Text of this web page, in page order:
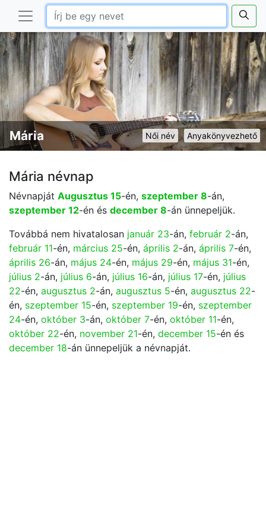
Anyakönyvezhető
Női név
Mária
Mária névnap
Névnapját Augusztus 15-én, szeptember 8-án,
szeptember 12-én és december 8-án ünnepeljük.
Továbbá nem hivatalosan január 23-án, február 2-án,
február 11-én, március 25-én, április 2-án, április 7-én,
április 26-án, május 24-én, május 29-én, május 31-én,
július 2-án, július 6-án, július 16-án, július 17-én, július
22-én, augusztus 2-án, augusztus 5-én, augusztus 22-
én, szeptember 15-én, szeptember 19-én, szeptember
24-én, október 3-án, október 7-én, október 11-én,
október 22-én, november 21-én, december 15-én és
december 18-án ünnepeljük a névnapját.